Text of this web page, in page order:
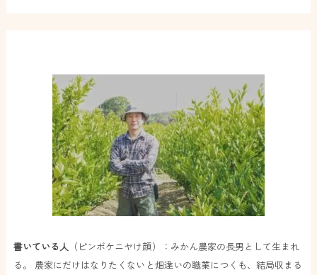
書いている人 （ピンボケニヤけ顔）：みかん農家の長男として生まれ
る。 農家にだけはなりたくないと畑違いの職業につくも、結局収まる